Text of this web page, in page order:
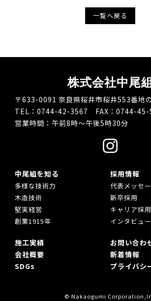
一覧へ戻る
株式会社中尾組
〒633-0091 奈良県桜井市桜井553番地
TEL：0744-42-3567 FAX：0744-45-
営業時間：午前8時～午後5時30分
中尾組を知る
多様な技術力
木造技術
堅実経営
創業1915年
採用情報
代表メッセ
新卒採用
キャリア採用
インタビュー
施工実績
会社概要
SDGs
お問い合わ
新着情報
プライバシ
© Nakaogumi